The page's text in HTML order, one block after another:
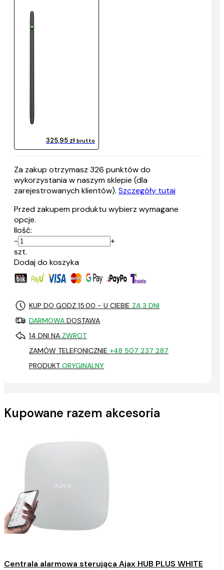
325,95 zł brutto
Za zakup otrzymasz 326 punktów do
wykorzystania w naszym sklepie (dla
zarejestrowanych klientów). Szczegóły tutaj
Przed zakupem produktu wybierz wymagane
opcje.
Ilość:
-
+
szt.
Dodaj do koszyka
KUP DO GODZ 15.00 - U CIEBIE ZA 3 DNI
DARMOWA DOSTAWA
14 DNI NA ZWROT
ZAMÓW TELEFONICZNIE +48 507 237 287
PRODUKT ORYGINALNY
Kupowane razem akcesoria
Centrala alarmowa sterująca Ajax HUB PLUS WHITE